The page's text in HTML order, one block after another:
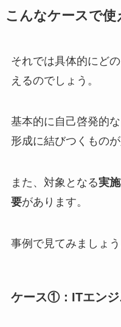
こんなケースで使
それでは具体的にど
えるのでしょう。
基本的に自己啓発的
形成に結びつくもの
また、対象となる実
要があります。
事例で見てみましょう
ケース①：ITエン